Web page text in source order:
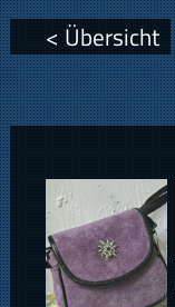
< Übersicht